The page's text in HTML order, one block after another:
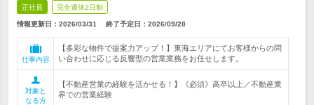
正社員 完全週休2日制
情報更新日：2026/03/31 終了予定日： 2026/09/28
仕事内容
【多彩な物件で提案力アップ！】東海エリアにてお客様からの問
い合わせに応じる反響型の営業業務をお任せします。
対象と
なる方
【不動産営業の経験を活かせる！】《必須》高卒以上／不動産業
界での営業経験